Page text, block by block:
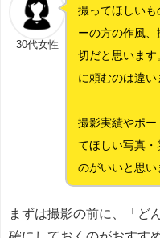
30代女性
撮ってほしい
ーの方の作風
切だと思います
に頼むのは違い
撮影実績やポー
てほしい写真
のがいいと思い
まずは撮影の前に、「ど
確にしておくのがおすす